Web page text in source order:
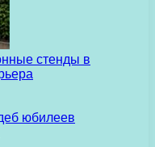
стенды в
юбилеев